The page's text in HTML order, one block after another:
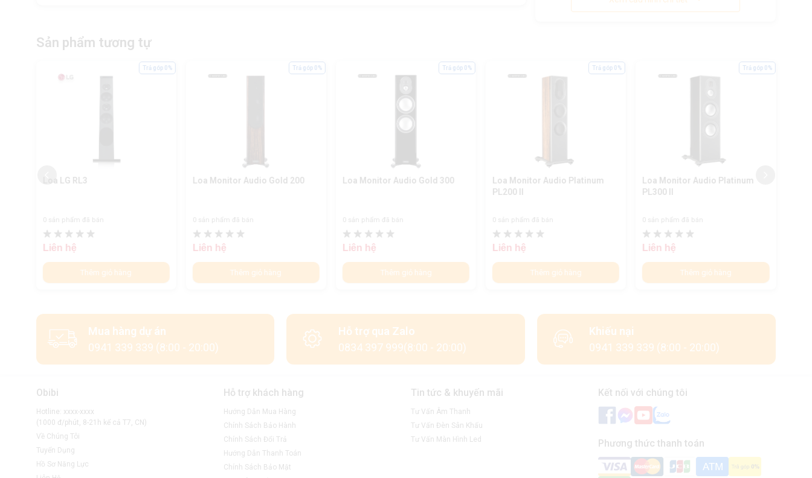
Sản phẩm tương tự
Loa LG RL3
0 sản phẩm đã bán
Liên hệ
Thêm giỏ hàng
Trả góp 0%
Loa Monitor Audio Gold 200
0 sản phẩm đã bán
Liên hệ
Thêm giỏ hàng
Trả góp 0%
Loa Monitor Audio Gold 300
0 sản phẩm đã bán
Liên hệ
Thêm giỏ hàng
Trả góp 0%
Loa Monitor Audio Platinum
PL200 II
0 sản phẩm đã bán
Liên hệ
Thêm giỏ hàng
Trả góp 0%
Loa Monitor Audio Platinum
PL300 II
0 sản phẩm đã bán
Liên hệ
Thêm giỏ hàng
Trả góp 0%
Mua hàng dự án
0941 339 339 (8:00 - 20:00)
Hỗ trợ qua Zalo
0834 397 999(8:00 - 20:00)
Khiếu nại
0941 339 339 (8:00 - 20:00)
Obibi
Hotline: xxxx-xxxx
(1000 đ/phút, 8-21h kể cả T7, CN)
Về Chúng Tôi
Tuyển Dụng
Hồ Sơ Năng Lực
Hỗ trợ khách hàng
Hướng Dẫn Mua Hàng
Chính Sách Bảo Hành
Chính Sách Đổi Trả
Hướng Dẫn Thanh Toán
Chính Sách Bảo Mật
Tin tức & khuyến mãi
Tư Vấn Âm Thanh
Tư Vấn Đèn Sân Khấu
Tư Vấn Màn Hình Led
Kết nối với chúng tôi
Phương thức thanh toán